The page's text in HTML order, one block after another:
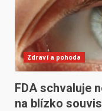
Zdraví a pohoda
FDA schvaluje
na blízko